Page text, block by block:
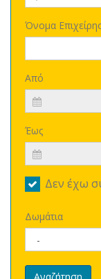
Όνομα
Από
Έως
Δεν έχω
Δωμάτια